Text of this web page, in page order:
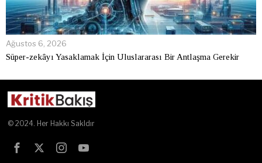
Ağustos 6, 2026
Süper-zekâyı Yasaklamak İçin Uluslararası Bir Antlaşma Gerekir
© 2024. Her Hakkı Sakldır